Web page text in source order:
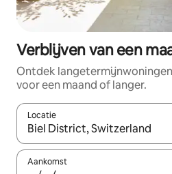
Verblijven van een
Ontdek
voor een maand of langer.
Locatie
Wanneer er resultaten
Aankomst